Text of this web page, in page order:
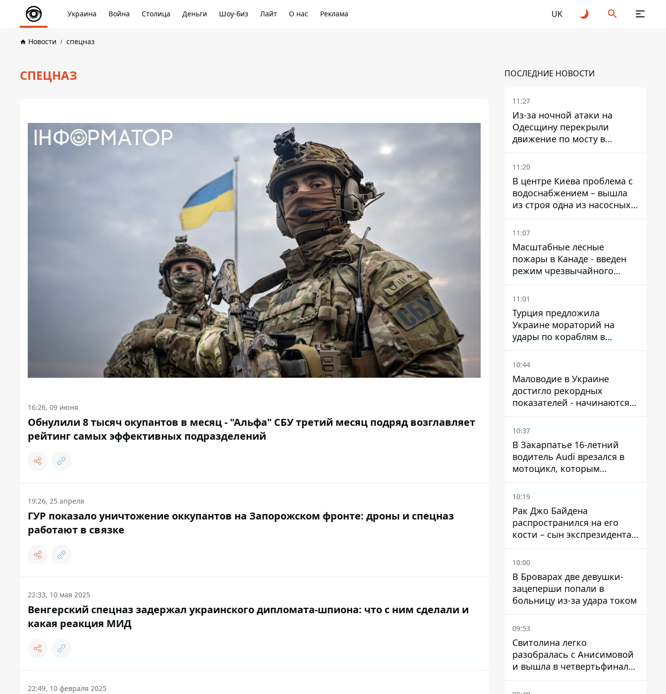
Украина Война Столица Деньги Шоу-биз Лайт О нас Реклама UK
Новости спецназ
СПЕЦНАЗ
16:26, 09 июня
Обнулили 8 тысяч окупантов в месяц - "Альфа" СБУ третий месяц подряд возглавляет
рейтинг самых эффективных подразделений
19:26, 25 апреля
ГУР показало уничтожение оккупантов на Запорожском фронте: дроны и спецназ
работают в связке
22:33, 10 мая 2025
Венгерский спецназ задержал украинского дипломата-шпиона: что с ним сделали и
какая реакция МИД
22:49, 10 февраля 2025
ПОСЛЕДНИЕ НОВОСТИ
11:27
Из-за ночной атаки на
Одесщину перекрыли
движение по мосту в
Маяках - подробности от
ГНСУ
11:20
В центре Киева проблема с
водоснабжением – вышла
из строя одна из насосных
станций
11:07
Масштабные лесные
пожары в Канаде - введен
режим чрезвычайного
положения, выехали более
20 тысяч человек
11:01
Турция предложила
Украине мораторий на
удары по кораблям в
Черном море
10:44
Маловодие в Украине
достигло рекордных
показателей - начинаются
ограничения
водоснабжения
10:37
В Закарпатье 16-летний
водитель Audi врезался в
мотоцикл, которым
управлял 10-летний
мальчик
10:19
Рак Джо Байдена
распространился на его
кости – сын экспрезидента
США рассказал, что болезнь
отца прогрессирует
10:00
В Броварах две девушки-
зацеперши попали в
больницу из-за удара током
09:53
Свитолина легко
разобралась с Анисимовой
и вышла в четвертьфинал
турнира в Торонто